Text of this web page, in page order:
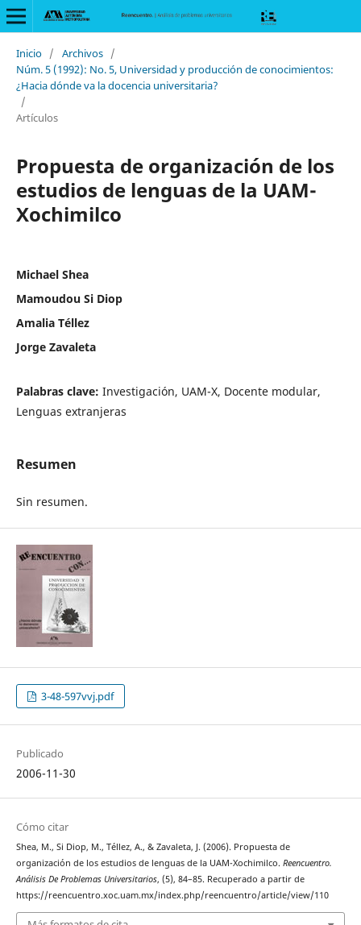
Inicio / Archivos /
Núm. 5 (1992): No. 5, Universidad y producción de conocimientos:
¿Hacia dónde va la docencia universitaria?
/
Artículos
Propuesta de organización de los
estudios de lenguas de la UAM-
Xochimilco
Michael Shea
Mamoudou Si Diop
Amalia Téllez
Jorge Zavaleta
Palabras clave: Investigación, UAM-X, Docente modular,
Lenguas extranjeras
Resumen
Sin resumen.
3-48-597vvj.pdf
Publicado
2006-11-30
Cómo citar
Shea, M., Si Diop, M., Téllez, A., & Zavaleta, J. (2006). Propuesta de
organización de los estudios de lenguas de la UAM-Xochimilco. Reencuentro.
Análisis De Problemas Universitarios, (5), 84–85. Recuperado a partir de
https://reencuentro.xoc.uam.mx/index.php/reencuentro/article/view/110